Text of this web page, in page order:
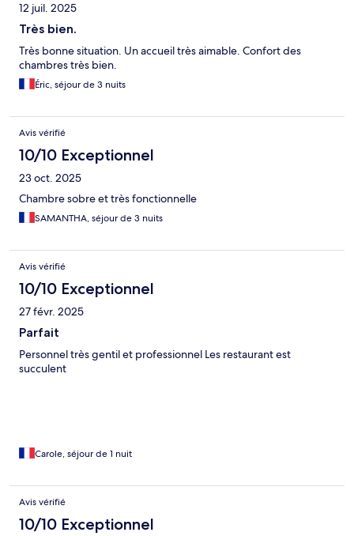
12 juil. 2025
Très bien.
Très bonne situation. Un accueil très aimable. Confort des
chambres très bien.
Éric, séjour de 3 nuits
Avis vérifié
10/10 Exceptionnel
23 oct. 2025
Chambre sobre et très fonctionnelle
SAMANTHA, séjour de 3 nuits
Avis vérifié
10/10 Exceptionnel
27 févr. 2025
Parfait
Personnel très gentil et professionnel Les restaurant est
succulent
Carole, séjour de 1 nuit
Avis vérifié
10/10 Exceptionnel